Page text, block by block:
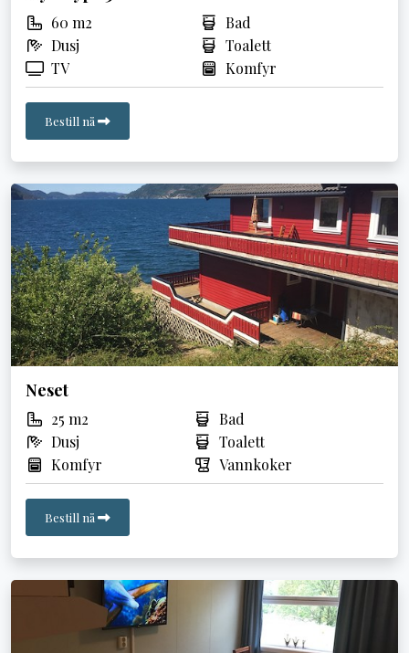
60 m2
Bad
Dusj
Toalett
TV
Komfyr
Bestill nå
Neset
25 m2
Bad
Dusj
Toalett
Komfyr
Vannkoker
Bestill nå